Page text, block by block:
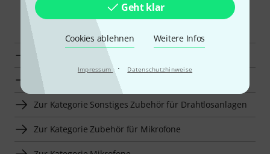
Geht klar
Cookies ablehnen Weitere Infos
Impressum · Datenschutzhinweise
Smart Navigator
Shure Sonstiges Mikrofonzubehör zur Übersicht
Zur Kategorie Sonstiges Mikrofonzubehör
Zur Kategorie Sonstiges Zubehör für Drahtlosanlagen
Zur Kategorie Zubehör für Mikrofone